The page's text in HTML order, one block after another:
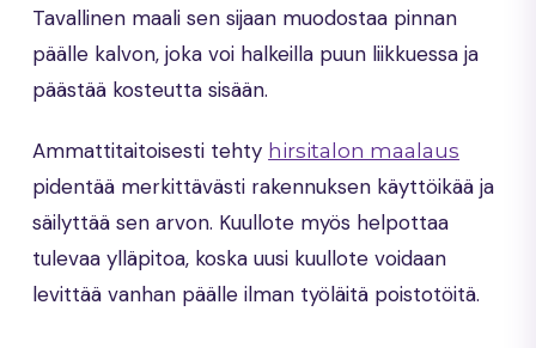
Tavallinen maali sen sijaan muodostaa pinnan
päälle kalvon, joka voi halkeilla puun liikkuessa ja
päästää kosteutta sisään.
Ammattitaitoisesti tehty hirsitalon maalaus
pidentää merkittävästi rakennuksen käyttöikää ja
säilyttää sen arvon. Kuullote myös helpottaa
tulevaa ylläpitoa, koska uusi kuullote voidaan
levittää vanhan päälle ilman työläitä poistotöitä.